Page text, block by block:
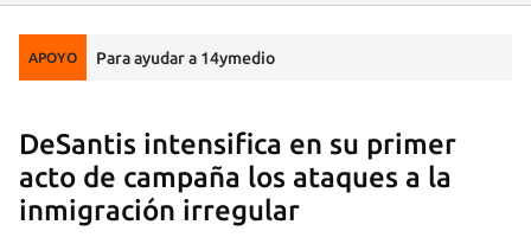
APOYO Para ayudar a 14ymedio
DeSantis intensifica en su primer
acto de campaña los ataques a la
inmigración irregular